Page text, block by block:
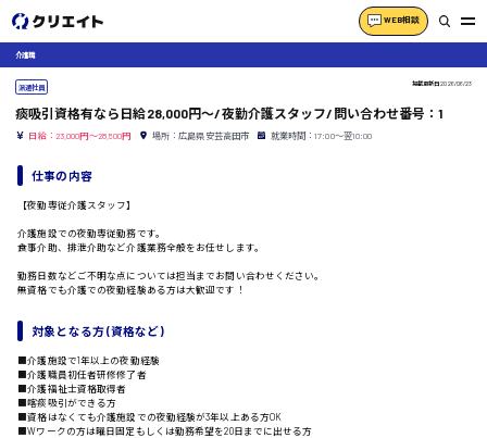
WEB相談
介護職
派遣社員 掲載更新日2026/06/23
痰吸引資格有なら日給28,000円〜/夜勤介護スタッフ/問い合わせ番号：1
日給：23,000円～28,500円 場所：広島県安芸高田市 就業時間：17:00〜翌10:00
仕事の内容
【夜勤専従介護スタッフ】
介護施設での夜勤専従勤務です。
食事介助、排泄介助など介護業務全般をお任せします。
勤務日数などご不明な点については担当までお問い合わせください。
無資格でも介護での夜勤経験ある方は大歓迎です！
対象となる方 (資格など)
■介護施設で1年以上の夜勤経験
■介護職員初任者研修修了者
■介護福祉士資格取得者
■喀痰吸引ができる方
■資格はなくても介護施設での夜勤経験が3年以上ある方OK
■Wワークの方は曜日固定もしくは勤務希望を20日までに出せる方